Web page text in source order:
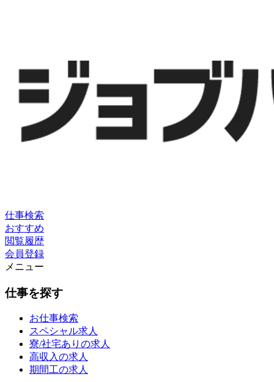
仕事検索
おすすめ
閲覧履歴
会員登録
メニュー
仕事を探す
お仕事検索
スペシャル求人
寮/社宅ありの求人
高収入の求人
期間工の求人